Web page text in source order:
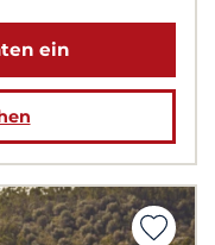
ein